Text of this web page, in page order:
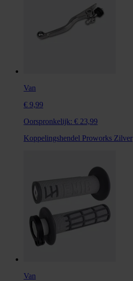
Van
€ 9,99
Oorspronkelijk: € 23,99
Koppelingshendel Proworks Zilver
Van